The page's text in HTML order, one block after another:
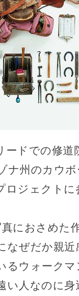
ードでの修道
ナ州のカウ
ロジェクト
におさめた
なぜだか親
るウォーク
い人なのに